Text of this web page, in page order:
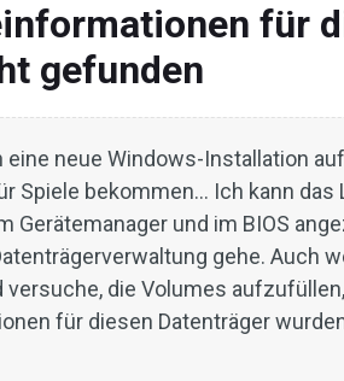
für
gefunden
eine neue Windows-Installation
Spiele bekommen… Ich kann
Gerätemanager und im BIOS
gehe. Auch
die Volumes
für diesen Datenträger